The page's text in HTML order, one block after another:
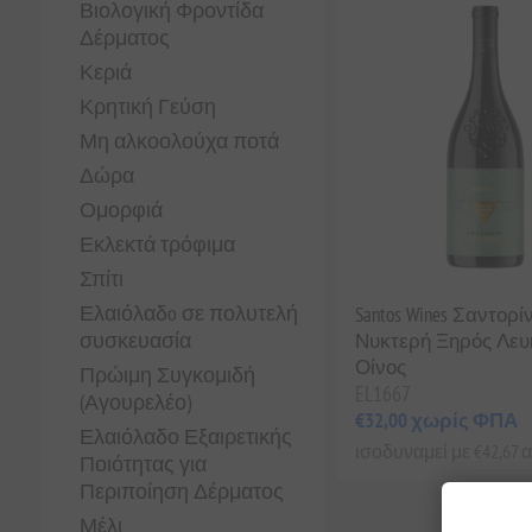
Βιολογική Φροντίδα
Δέρματος
Κεριά
Κρητική Γεύση
Μη αλκοολούχα ποτά
Δώρα
Ομορφιά
Εκλεκτά τρόφιμα
Σπίτι
Ελαιόλαδo σε πολυτελή
συσκευασία
Πρώιμη Συγκομιδή
(Αγουρελέο)
Ελαιόλαδο Εξαιρετικής
Ποιότητας για
Περιποίηση Δέρματος
Μέλι
Santos Wines
Νυκτερή Ξηρός
Οίνος
€32,00 χωρίς ΦΠΑ